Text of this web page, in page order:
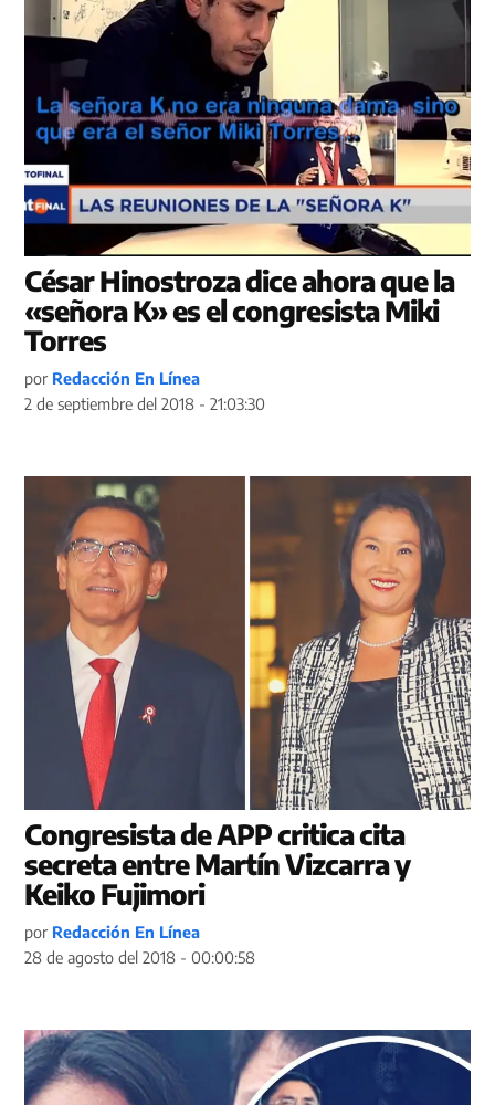
César Hinostroza dice ahora que la
«señora K» es el congresista Miki
Torres
por Redacción En Línea
2 de septiembre del 2018 - 21:03:30
Congresista de APP critica cita
secreta entre Martín Vizcarra y
Keiko Fujimori
por Redacción En Línea
28 de agosto del 2018 - 00:00:58